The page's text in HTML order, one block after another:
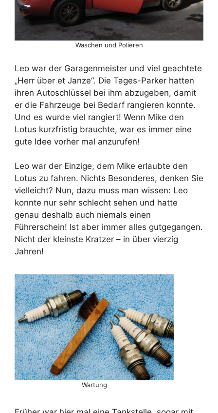
Waschen und Polieren
Leo war der Garagenmeister und viel geachtete
„Herr über et Janze“. Die Tages-Parker hatten
ihren Autoschlüssel bei ihm abzugeben, damit
er die Fahrzeuge bei Bedarf rangieren konnte.
Und es wurde viel rangiert! Wenn Mike den
Lotus kurzfristig brauchte, war es immer eine
gute Idee vorher mal anzurufen!
Leo war der Einzige, dem Mike erlaubte den
Lotus zu fahren. Nichts Besonderes, denken Sie
vielleicht? Nun, dazu muss man wissen: Leo
konnte nur sehr schlecht sehen und hatte
genau deshalb auch niemals einen
Führerschein! Ist aber immer alles gutgegangen.
Nicht der kleinste Kratzer – in über vierzig
Jahren!
Wartung